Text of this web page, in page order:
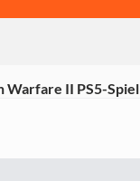
Warfare II PS5-Spiel